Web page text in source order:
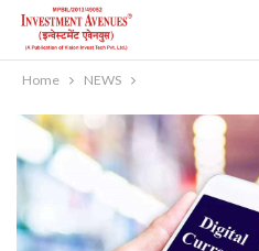
Home NEWS